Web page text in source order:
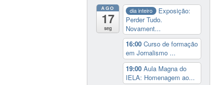
AGO
17
seg
dia inteiro
Exposição:
Perder Tudo.
Novament...
16:00Curso de formação
em Jornalismo ...
19:00Aula Magna do
IELA: Homenagem ao...